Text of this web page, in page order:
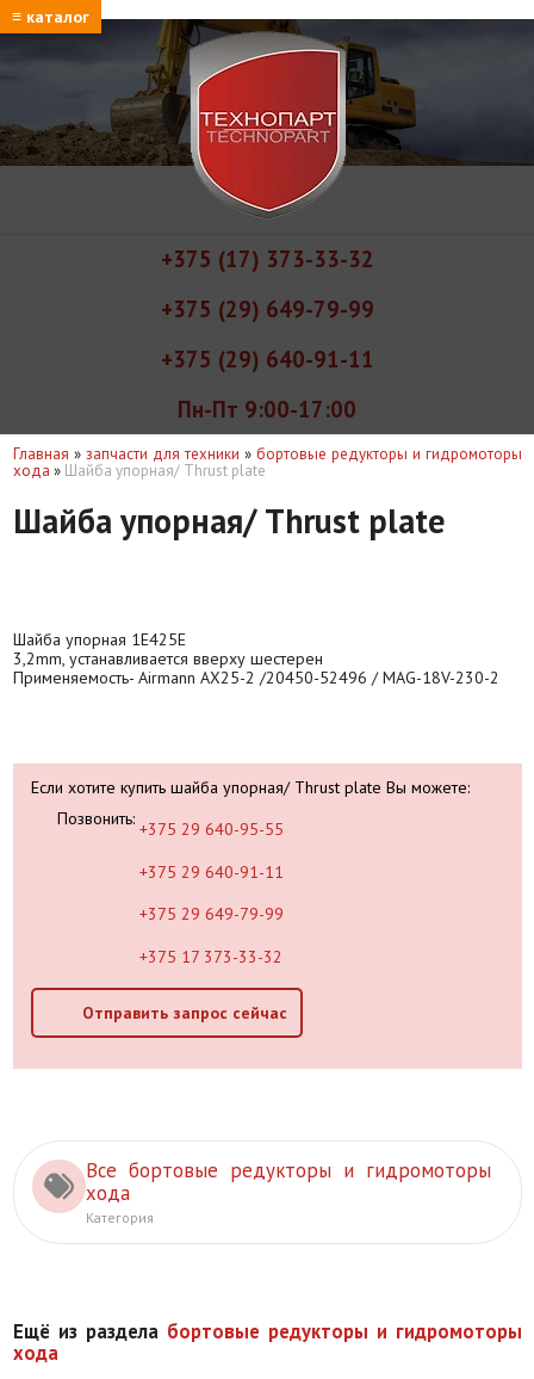
≡ каталог
+375 (17) 373-33-32
+375 (29) 649-79-99
+375 (29) 640-91-11
Пн-Пт 9:00-17:00
Главная » запчасти для техники » бортовые редукторы и гидромоторы
хода » Шайба упорная/ Thrust plate
Шайба упорная/ Thrust plate
Шайба упорная 1E425E
3,2mm, устанавливается вверху шестерен
Применяемость- Airmann AX25-2 /20450-52496 / MAG-18V-230-2
Если хотите купить шайба упорная/ Thrust plate Вы можете:
Позвонить:
+375 29 640-95-55
+375 29 640-91-11
+375 29 649-79-99
+375 17 373-33-32
Отправить запрос сейчас
Все бортовые редукторы и гидромоторы
хода
Категория
Ещё из раздела бортовые редукторы и гидромоторы
хода